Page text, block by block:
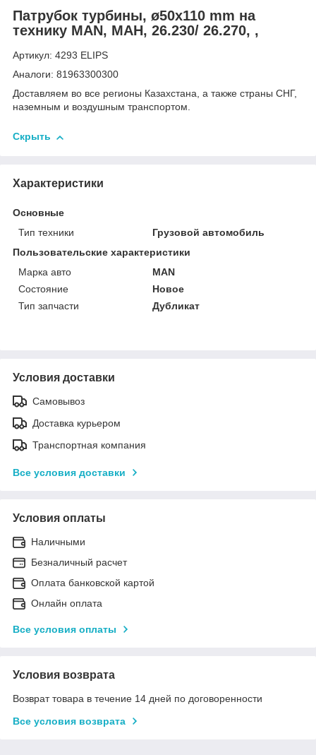
Патрубок турбины, ø50x110 mm на
технику MAN, МАН, 26.230/ 26.270, ,
Артикул: 4293 ELIPS
Аналоги: 81963300300
Доставляем во все регионы Казахстана, а также страны СНГ,
наземным и воздушным транспортом.
Скрыть
Характеристики
Основные
Тип техники
Грузовой автомобиль
Пользовательские характеристики
Марка авто
MAN
Состояние
Новое
Тип запчасти
Дубликат
Условия доставки
Самовывоз
Доставка курьером
Транспортная компания
Все условия доставки
Условия оплаты
Наличными
Безналичный расчет
Оплата банковской картой
Онлайн оплата
Все условия оплаты
Условия возврата
Возврат товара в течение 14 дней по договоренности
Все условия возврата